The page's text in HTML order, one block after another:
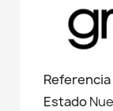
Referencia
Estado